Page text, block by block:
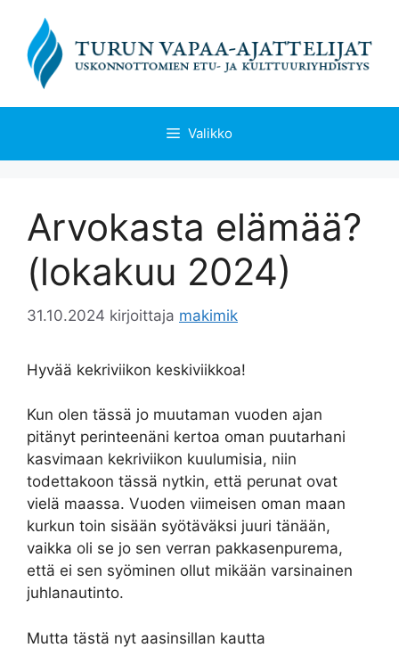
sisältöön
Valikko
Arvokasta elämää?
(lokakuu 2024)
31.10.2024 kirjoittaja makimik
Hyvää kekriviikon keskiviikkoa!
Kun olen tässä jo muutaman vuoden ajan
pitänyt perinteenäni kertoa oman puutarhani
kasvimaan kekriviikon kuulumisia, niin
todettakoon tässä nytkin, että perunat ovat
vielä maassa. Vuoden viimeisen oman maan
kurkun toin sisään syötäväksi juuri tänään,
vaikka oli se jo sen verran pakkasenpurema,
että ei sen syöminen ollut mikään varsinainen
juhlanautinto.
Mutta tästä nyt aasinsillan kautta